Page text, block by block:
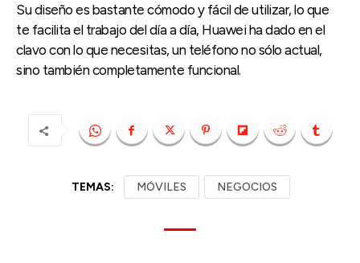
Su diseño es bastante cómodo y fácil de utilizar, lo que
te facilita el trabajo del día a día, Huawei ha dado en el
clavo con lo que necesitas, un teléfono no sólo actual,
sino también completamente funcional.
TEMAS: MÓVILES NEGOCIOS